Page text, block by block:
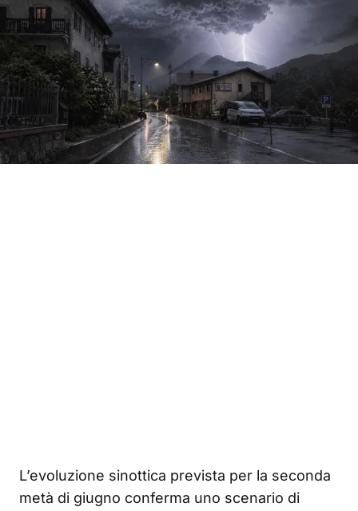
L’evoluzione sinottica prevista per la seconda
metà di giugno conferma uno scenario di